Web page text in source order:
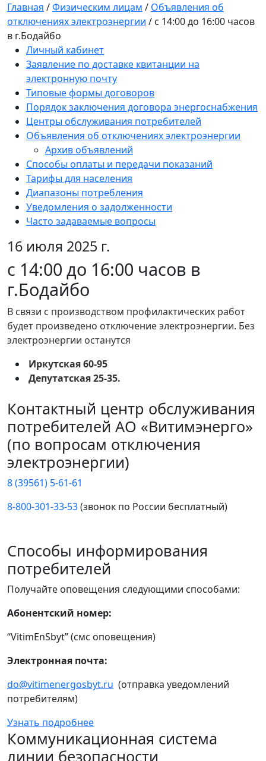
Главная /Физическим лицам / Объявления об
отключениях электроэнергии / с 14:00 до 16:00 часов
в г.Бодайбо
Личный кабинет
Заявление по доставке квитанции на
электронную почту
Типовые формы договоров
Порядок заключения договора энергоснабжения
Центры обслуживания потребителей
Объявления об отключениях электроэнергии
Архив объявлений
Способы оплаты и передачи показаний
Тарифы для населения
Диапазоны потребления
Уведомления о задолженности
Часто задаваемые вопросы
16 июля 2025 г.
с 14:00 до 16:00 часов в
г.Бодайбо
В связи с производством профилактических работ
будет произведено отключение электроэнергии. Без
электроэнергии останутся
Иркутская 60-95
Депутатская 25-35.
Контактный центр обслуживания
потребителей АО «Витимэнерго»
(по вопросам отключения
электроэнергии)
8 (39561) 5-61-61
8-800-301-33-53(звонок по России бесплатный)
Способы информирования
потребителей
Получайте оповещения следующими способами:
Абонентский номер:
“VitimEnSbyt” (смс оповещения)
Электронная почта:
do@vitimenergosbyt.ru (отправка уведомлений
потребителям)
Узнать подробнее
Коммуникационная система
линии безопасности